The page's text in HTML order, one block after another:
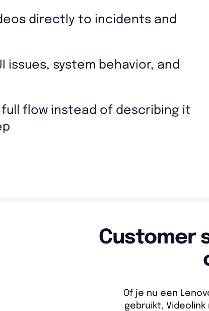
directly to incidents and
issues, system behavior, and
full flow instead of describing it
Customer
Of je nu een
gebruikt,